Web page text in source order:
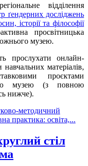
відділення
ґендерних досліджень
історії та філософії
просвітницька
музею.
прослухати онлайн-
навчальних матеріалів,
проєктами
музею (з повною
нижче).
методичний
практика: освіта,...
стіл